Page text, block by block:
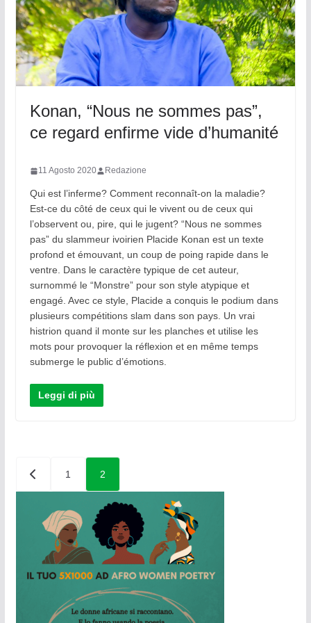
Konan, “Nous ne sommes pas”,
ce regard enfirme vide d’humanité
11 Agosto 2020 Redazione
Qui est l’inferme? Comment reconnaît-on la maladie?
Est-ce du côté de ceux qui le vivent ou de ceux qui
l’observent ou, pire, qui le jugent? “Nous ne sommes
pas” du slammeur ivoirien Placide Konan est un texte
profond et émouvant, un coup de poing rapide dans le
ventre. Dans le caractère typique de cet auteur,
surnommé le “Monstre” pour son style atypique et
engagé. Avec ce style, Placide a conquis le podium dans
plusieurs compétitions slam dans son pays. Un vrai
histrion quand il monte sur les planches et utilise les
mots pour provoquer la réflexion et en même temps
submerge le public d’émotions.
Leggi di più
Paginazione
degli
articoli
1 2